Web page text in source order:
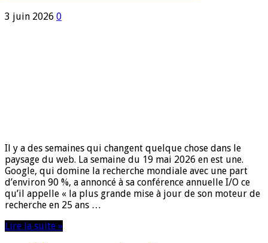
3 juin 2026 0
Il y a des semaines qui changent quelque chose dans le
paysage du web. La semaine du 19 mai 2026 en est une.
Google, qui domine la recherche mondiale avec une part
d’environ 90 %, a annoncé à sa conférence annuelle I/O ce
qu’il appelle « la plus grande mise à jour de son moteur de
recherche en 25 ans …
Lire la suite »